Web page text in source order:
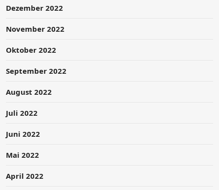
Dezember 2022
November 2022
Oktober 2022
September 2022
August 2022
Juli 2022
Juni 2022
Mai 2022
April 2022